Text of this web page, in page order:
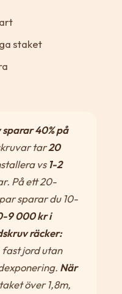
staket
40% på
tar20
vs 1-2
På ett 20-
sparar du 10-
9 000 kr i
räcker:
fast jord utan
När
över 1,8m,